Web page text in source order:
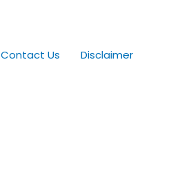
Contact Us Disclaimer